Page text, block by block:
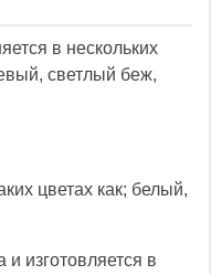
в нескольких
светлый беж,
цветах как; белый,
изготовляется в